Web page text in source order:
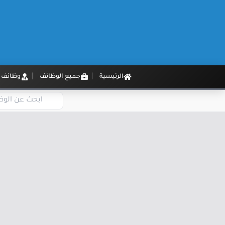
الرئيسية جميع الوظائف وظائف